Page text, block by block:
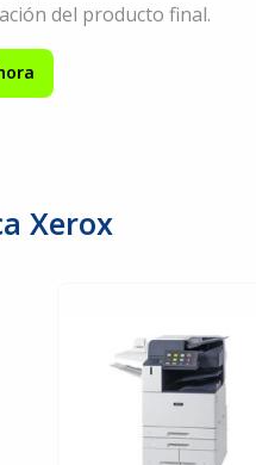
del producto final.
Xerox